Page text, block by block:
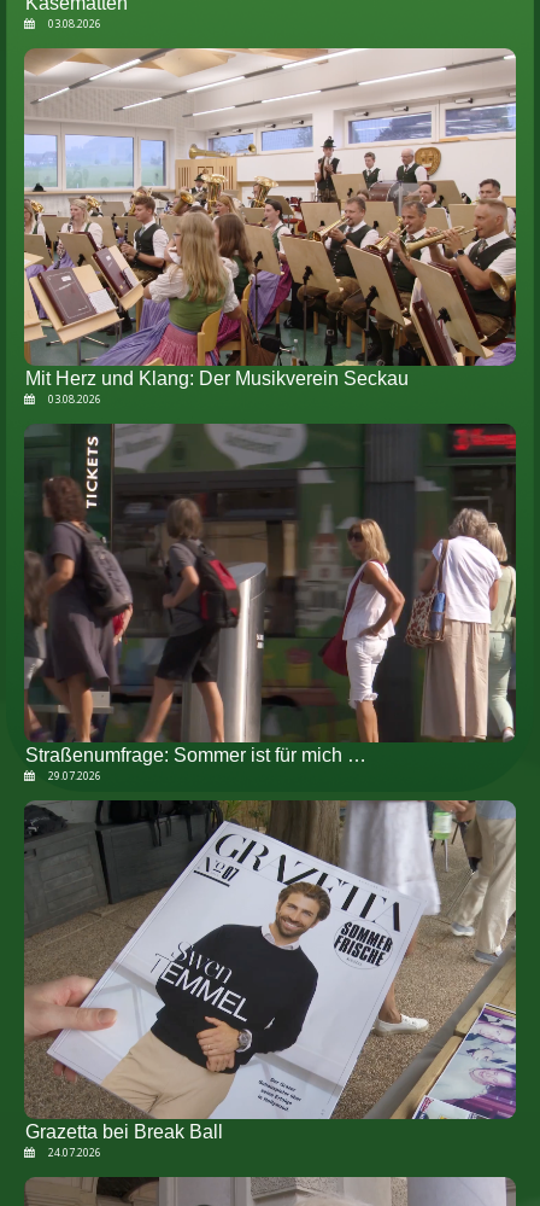
03.08.2026
Mit Herz und Klang: Der Musikverein Seckau
03.08.2026
Straßenumfrage: Sommer ist für mich …
29.07.2026
Grazetta bei Break Ball
24.07.2026